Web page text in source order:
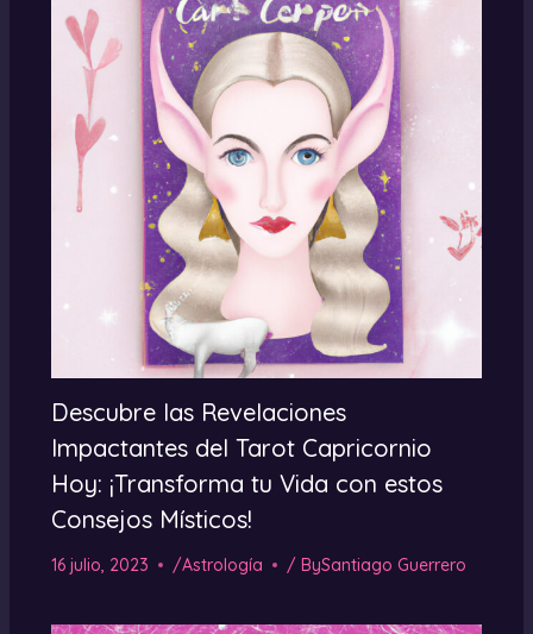
Descubre las Revelaciones
Impactantes del Tarot Capricornio
Hoy: ¡Transforma tu Vida con estos
Consejos Místicos!
16 julio, 2023 /Astrología / BySantiago Guerrero